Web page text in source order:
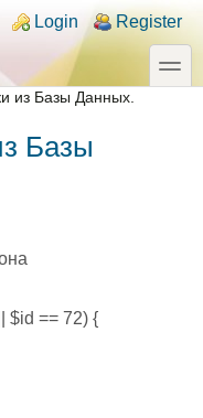
Login links
Login Register
toggle
из Базы Данных.
Базы
$id == 72) {